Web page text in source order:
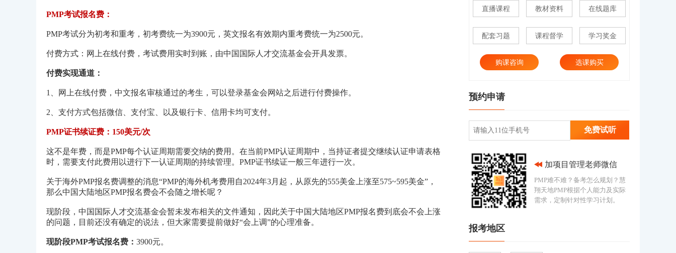
PMP考试报名费：
PMP考试分为初考和重考，初考费统一为3900元，英文报名有效期内重考费统一为2500元。
付费方式：网上在线付费，考试费用实时到账，由中国国际人才交流基金会开具发票。
付费实现通道：
1、网上在线付费，中文报名审核通过的考生，可以登录基金会网站之后进行付费操作。
2、支付方式包括微信、支付宝、以及银行卡、信用卡均可支付。
PMP证书续证费：150美元/次
这不是年费，而是PMP每个认证周期需要交纳的费用。在当前PMP认证周期中，当持证者提交继续认证申请表格
时，需要支付此费用以进行下一认证周期的持续管理。PMP证书续证一般三年进行一次。
关于海外PMP报名费调整的消息“PMP的海外机考费用自2024年3月起，从原先的555美金上涨至575~595美金”，
那么中国大陆地区PMP报名费会不会随之增长呢？
现阶段，中国国际人才交流基金会暂未发布相关的文件通知，因此关于中国大陆地区PMP报名费到底会不会上涨
的问题，目前还没有确定的说法，但大家需要提前做好“会上调”的心理准备。
现阶段PMP考试报名费： 3900元。
直播课程 教材资料 在线题库
配套习题 课程督学 学习奖金
购课咨询 选课购买
预约申请
免费试听
加项目管理老师微信
PMP难不难？备考怎么规划？慧
翔天地PMP根据个人能力及实际
需求，定制针对性学习计划。
报考地区